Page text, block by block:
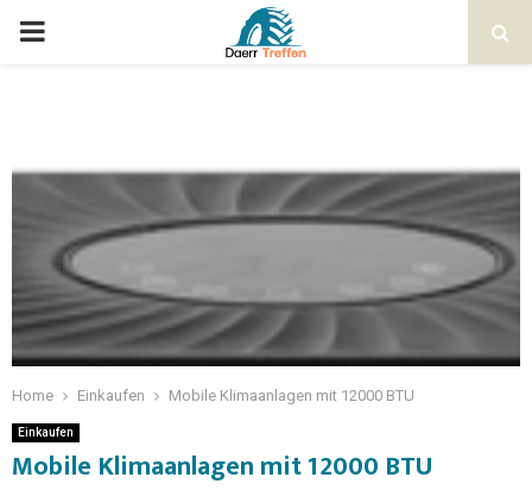
Home Einkaufen Mobile Klimaanlagen mit 12000 BTU
Einkaufen
Mobile Klimaanlagen mit 12000 BTU